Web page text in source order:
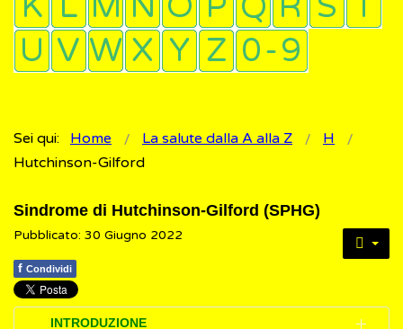
Sei qui: Home La salute dalla A alla Z
H
Hutchinson-Gilford
Sindrome di Hutchinson-Gilford (SPHG)
Pubblicato: 30 Giugno 2022
f Condividi
INTRODUZIONE